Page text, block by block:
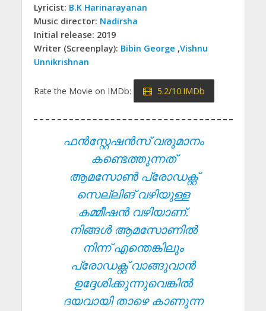
Lyricist: B.K Harinarayanan
Music director: Nadirsha
Initial release: 2019
Writer (Screenplay): Bibin George ,Vishnu
Unnikrishnan
Rate the Movie on IMDb: 5.2/10.IMDb
ഫൻസ്റ്റേഷൻസ് വരുമാനം
കണ്ടെത്തുന്നത്
ആമസോൺ പ്രോഡക്റ്റ്
സെല്ലിങ് വഴിയുള്ള
കമ്മീഷൻ വഴിയാണ്.
നിങ്ങൾ ആമസോണിൽ
നിന്ന് എന്തെങ്കിലും
പ്രോഡക്റ്റ് വാങ്ങുവാൻ
ഉദ്ദേശിക്കുന്നുവെങ്കിൽ
ദയവായി താഴെ കാണുന്ന